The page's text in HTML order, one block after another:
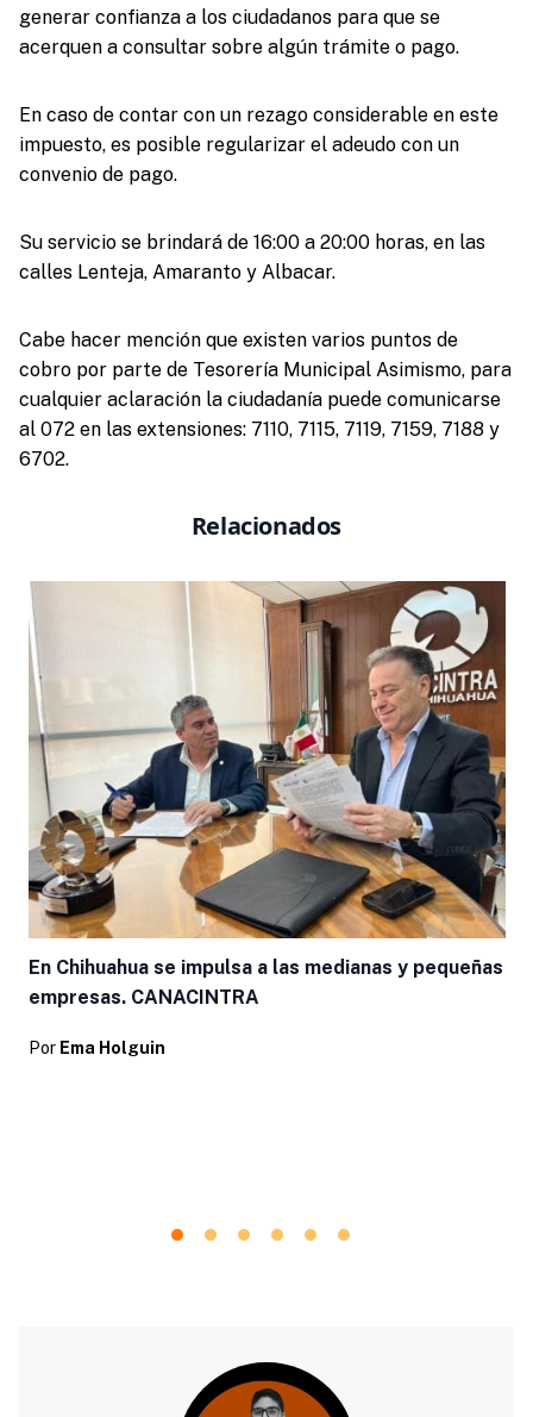
generar confianza a los ciudadanos para que se
acerquen a consultar sobre algún trámite o pago.
En caso de contar con un rezago considerable en este
impuesto, es posible regularizar el adeudo con un
convenio de pago.
Su servicio se brindará de 16:00 a 20:00 horas, en las
calles Lenteja, Amaranto y Albacar.
Cabe hacer mención que existen varios puntos de
cobro por parte de Tesorería Municipal Asimismo, para
cualquier aclaración la ciudadanía puede comunicarse
al 072 en las extensiones: 7110, 7115, 7119, 7159, 7188 y
6702.
Relacionados
En Chihuahua se impulsa a las medianas y pequeñas
empresas. CANACINTRA
Por Ema Holguin